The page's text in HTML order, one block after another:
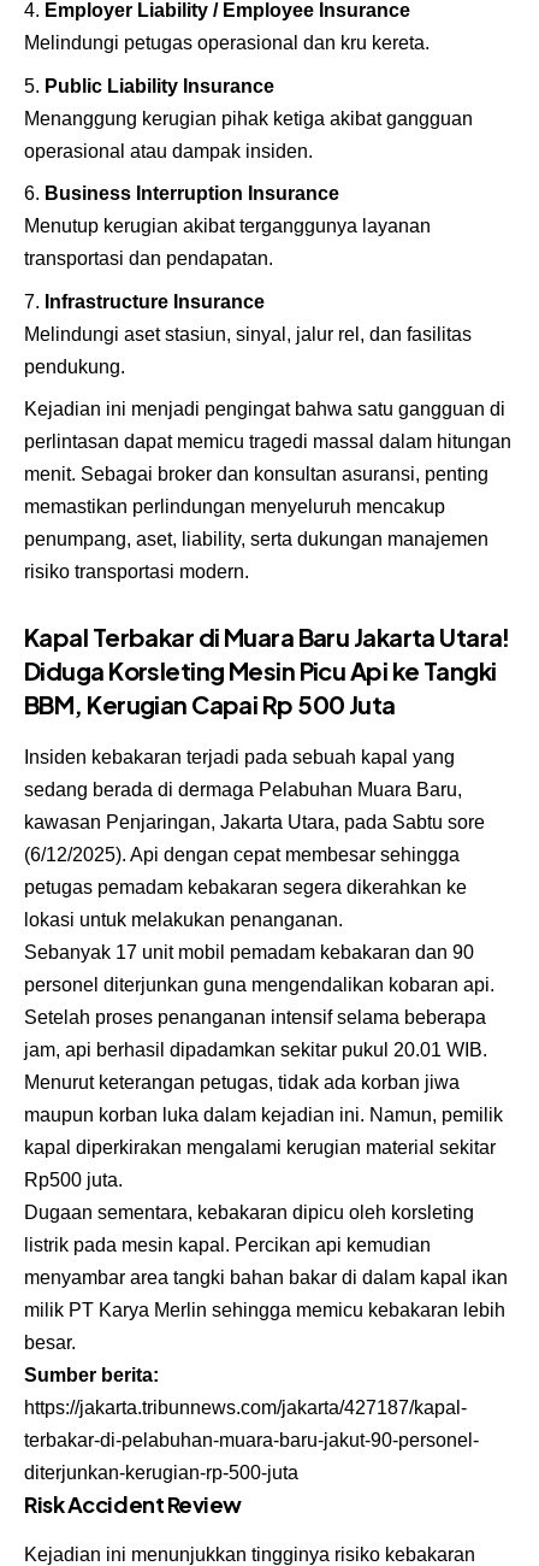
Employer Liability / Employee Insurance
Melindungi petugas operasional dan kru kereta.
Public Liability Insurance
Menanggung kerugian pihak ketiga akibat gangguan
operasional atau dampak insiden.
Business Interruption Insurance
Menutup kerugian akibat terganggunya layanan
transportasi dan pendapatan.
Infrastructure Insurance
Melindungi aset stasiun, sinyal, jalur rel, dan fasilitas
pendukung.
Kejadian ini menjadi pengingat bahwa satu gangguan di
perlintasan dapat memicu tragedi massal dalam hitungan
menit. Sebagai broker dan konsultan asuransi, penting
memastikan perlindungan menyeluruh mencakup
penumpang, aset, liability, serta dukungan manajemen
risiko transportasi modern.
Kapal Terbakar di Muara Baru Jakarta Utara!
Diduga Korsleting Mesin Picu Api ke Tangki
BBM, Kerugian Capai Rp 500 Juta
Insiden kebakaran terjadi pada sebuah kapal yang
sedang berada di dermaga Pelabuhan Muara Baru,
kawasan Penjaringan, Jakarta Utara, pada Sabtu sore
(6/12/2025). Api dengan cepat membesar sehingga
petugas pemadam kebakaran segera dikerahkan ke
lokasi untuk melakukan penanganan.
Sebanyak 17 unit mobil pemadam kebakaran dan 90
personel diterjunkan guna mengendalikan kobaran api.
Setelah proses penanganan intensif selama beberapa
jam, api berhasil dipadamkan sekitar pukul 20.01 WIB.
Menurut keterangan petugas, tidak ada korban jiwa
maupun korban luka dalam kejadian ini. Namun, pemilik
kapal diperkirakan mengalami kerugian material sekitar
Rp500 juta.
Dugaan sementara, kebakaran dipicu oleh korsleting
listrik pada mesin kapal. Percikan api kemudian
menyambar area tangki bahan bakar di dalam kapal ikan
milik PT Karya Merlin sehingga memicu kebakaran lebih
besar.
Sumber berita:
https://jakarta.tribunnews.com/jakarta/427187/kapal-
terbakar-di-pelabuhan-muara-baru-jakut-90-personel-
diterjunkan-kerugian-rp-500-juta
Risk Accident Review
Kejadian ini menunjukkan tingginya risiko kebakaran